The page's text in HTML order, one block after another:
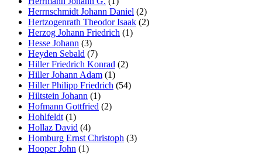
Herrnschmidt Johann Daniel (2)
Hertzogenrath Theodor Isaak (2)
Herzog Johann Friedrich (1)
Hesse Johann (3)
Heyden Sebald (7)
Hiller Friedrich Konrad (2)
Hiller Johann Adam (1)
Hiller Philipp Friedrich (54)
Hiltstein Johann (1)
Hofmann Gottfried (2)
Hohlfeldt (1)
Hollaz David (4)
Homburg Ernst Christoph (3)
Hooper John (1)